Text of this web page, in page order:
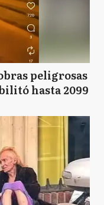
peligrosas
hasta 2099